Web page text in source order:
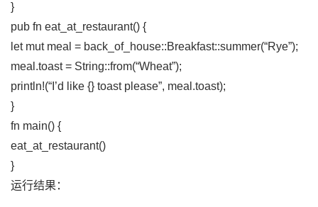
}
pub fn eat_at_restaurant() {
let mut meal = back_of_house::Breakfast::summer(“Rye”);
meal.toast = String::from(“Wheat”);
println!(“I’d like {} toast please”, meal.toast);
}
fn main() {
eat_at_restaurant()
}
运行结果：